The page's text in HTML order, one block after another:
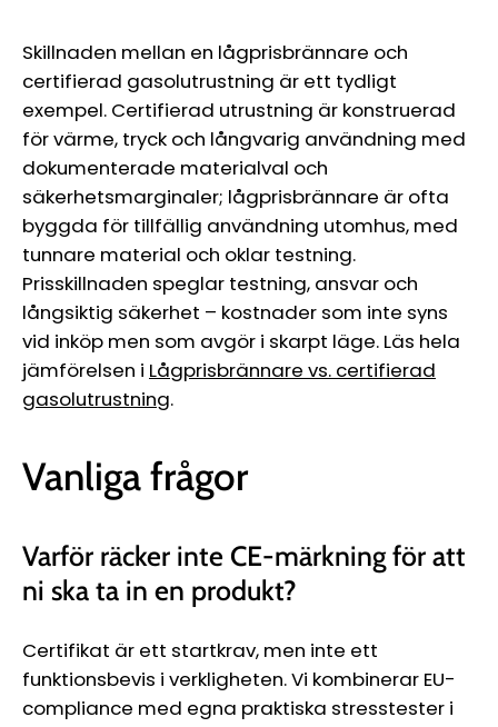
Skillnaden mellan en lågprisbrännare och
certifierad gasolutrustning är ett tydligt
exempel. Certifierad utrustning är konstruerad
för värme, tryck och långvarig användning med
dokumenterade materialval och
säkerhetsmarginaler; lågprisbrännare är ofta
byggda för tillfällig användning utomhus, med
tunnare material och oklar testning.
Prisskillnaden speglar testning, ansvar och
långsiktig säkerhet – kostnader som inte syns
vid inköp men som avgör i skarpt läge. Läs hela
jämförelsen i Lågprisbrännare vs. certifierad
gasolutrustning.
Vanliga frågor
Varför räcker inte CE-märkning för att
ni ska ta in en produkt?
Certifikat är ett startkrav, men inte ett
funktionsbevis i verkligheten. Vi kombinerar EU-
compliance med egna praktiska stresstester i